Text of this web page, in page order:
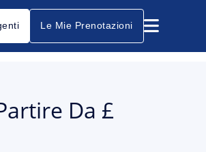
Le Mie Prenotazioni
Da £